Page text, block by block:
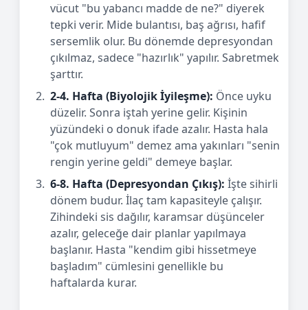
vücut "bu yabancı madde de ne?" diyerek
tepki verir. Mide bulantısı, baş ağrısı, hafif
sersemlik olur. Bu dönemde depresyondan
çıkılmaz, sadece "hazırlık" yapılır. Sabretmek
şarttır.
2-4. Hafta (Biyolojik İyileşme): Önce uyku
düzelir. Sonra iştah yerine gelir. Kişinin
yüzündeki o donuk ifade azalır. Hasta hala
"çok mutluyum" demez ama yakınları "senin
rengin yerine geldi" demeye başlar.
6-8. Hafta (Depresyondan Çıkış): İşte sihirli
dönem budur. İlaç tam kapasiteyle çalışır.
Zihindeki sis dağılır, karamsar düşünceler
azalır, geleceğe dair planlar yapılmaya
başlanır. Hasta "kendim gibi hissetmeye
başladım" cümlesini genellikle bu
haftalarda kurar.